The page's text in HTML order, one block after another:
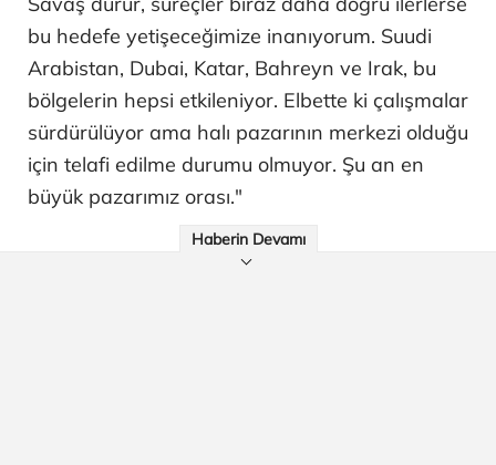
bu hedefe yetişeceğimize inanıyorum. Suudi
Arabistan, Dubai, Katar, Bahreyn ve Irak, bu
bölgelerin hepsi etkileniyor. Elbette ki çalışmalar
sürdürülüyor ama halı pazarının merkezi olduğu
için telafi edilme durumu olmuyor. Şu an en
büyük pazarımız orası."
Haberin Devamı